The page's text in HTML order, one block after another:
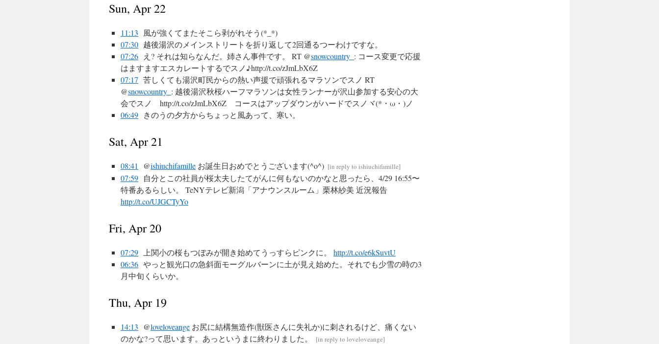
Sun, Apr 22
11:13
風が強くてまたそこら剥がれそう(*_*)
07:30 越後湯沢のメインストリートを折り返して2回通るつーわけですな。
07:26
え? それは知らなんだ。姉さん事件です。 RT @snowcountry_ : コース変更で応援
はますますエスカレートするでスノ♪http://t.co/zJmLbX6Z
07:17 苦しくても湯沢町民からの熱い声援で頑張れるマラソンでスノ RT
@snowcountry_ : 越後湯沢秋桜ハーフマラソンは女性ランナーが沢山参加する安心の大
会でスノ http://t.co/zJmLbX6Z コースはアップダウンがハードでスノヾ(*・ω・)ノ
06:49 きのうの夕方からちょっと風あって、寒い。
Sat, Apr 21
08:41 @ishiuchifamille お誕生日おめでとうございます(^o^) [in reply to ishiuchifamille]
07:59 自分とこの社員が桜太夫したてがんに何もないのかなと思ったら、4/29 16:55〜
特番あるらしい。 TeNYテレビ新潟「アナウンスルーム」栗林紗美 近況報告
http://t.co/UJGCTyYo
Fri, Apr 20
07:29 上関小の桜もつぼみが開き始めてうっすらピンクに。 http://t.co/e6kSuvtU
06:36 やっと観光口の急斜面モーグルバーンに土が見え始めた。それでも少雪の時の3
月中旬くらいか。
Thu, Apr 19
14:13 @loveloveange お尻に結構無造作(獣医さんに失礼か)に刺されるけど、痛くない
のかな?って思います。あっというまに終わりました。
[in reply to loveloveange]